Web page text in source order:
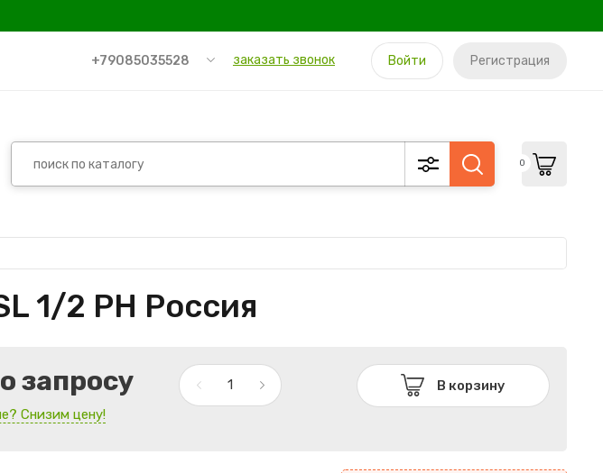
+79085035528 заказать звонок Войти Регистрация
0
1/2 РН Россия
запросу
В корзину
Снизим цену!